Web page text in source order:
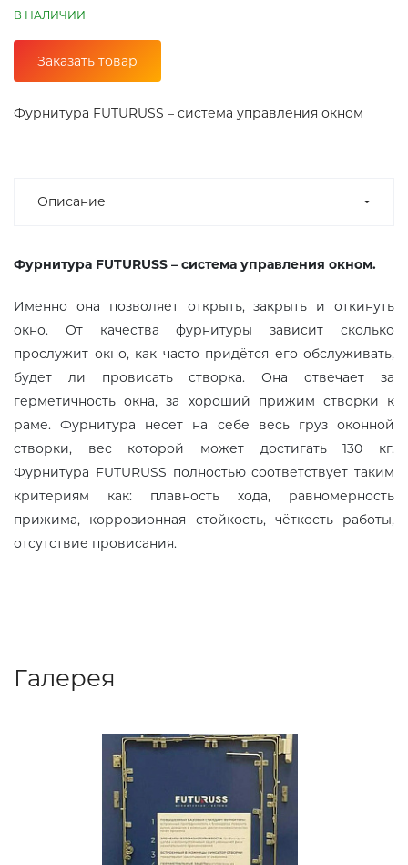
В НАЛИЧИИ
Заказать товар
Фурнитура FUTURUSS – система управления окном
Описание
Фурнитура FUTURUSS – система управления окном.
Именно она позволяет открыть, закрыть и откинуть
окно. От качества фурнитуры зависит сколько
прослужит окно, как часто придётся его обслуживать,
будет ли провисать створка. Она отвечает за
герметичность окна, за хороший прижим створки к
раме. Фурнитура несет на себе весь груз оконной
створки, вес которой может достигать 130 кг.
Фурнитура FUTURUSS полностью соответствует таким
критериям как: плавность хода, равномерность
прижима, коррозионная стойкость, чёткость работы,
отсутствие провисания.
Галерея